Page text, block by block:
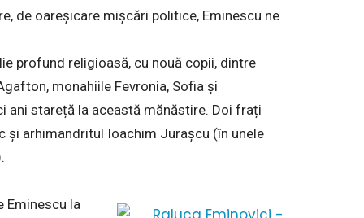
de oareșicare mișcări politice, Eminescu ne
profund religioasă, cu nouă copii, dintre
monahiile Fevronia, Sofia și
ani stareță la această mănăstire. Doi frați
și arhimandritul Ioachim Jurașcu (în unele
Eminescu la